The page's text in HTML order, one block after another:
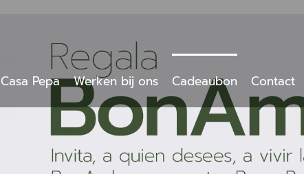
Casa Pepa Werken bij ons Cadeaubon Contact